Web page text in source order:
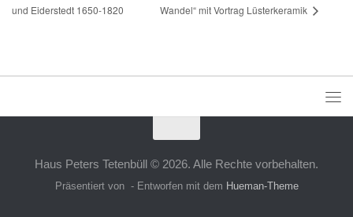
und Eiderstedt 1650-1820
Wandel“ mit Vortrag Lüsterkeramik
Haus Peters Tetenbüll © 2026. Alle Rechte vorbehalten.
Präsentiert von - Entworfen mit dem Hueman-Theme